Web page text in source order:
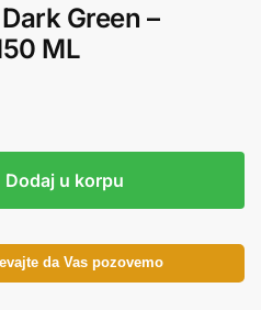
Green –
ML
Dodaj u korpu
da Vas pozovemo